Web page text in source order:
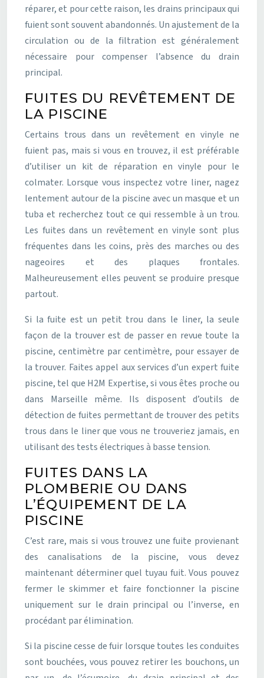
réparer, et pour cette raison, les drains principaux qui
fuient sont souvent abandonnés. Un ajustement de la
circulation ou de la filtration est généralement
nécessaire pour compenser l’absence du drain
principal.
FUITES DU REVÊTEMENT DE
LA PISCINE
Certains trous dans un revêtement en vinyle ne
fuient pas, mais si vous en trouvez, il est préférable
d’utiliser un kit de réparation en vinyle pour le
colmater. Lorsque vous inspectez votre liner, nagez
lentement autour de la piscine avec un masque et un
tuba et recherchez tout ce qui ressemble à un trou.
Les fuites dans un revêtement en vinyle sont plus
fréquentes dans les coins, près des marches ou des
nageoires et des plaques frontales.
Malheureusement elles peuvent se produire presque
partout.
Si la fuite est un petit trou dans le liner, la seule
façon de la trouver est de passer en revue toute la
piscine, centimètre par centimètre, pour essayer de
la trouver. Faites appel aux services d’un expert fuite
piscine, tel que H2M Expertise, si vous êtes proche ou
dans Marseille même. Ils disposent d’outils de
détection de fuites permettant de trouver des petits
trous dans le liner que vous ne trouveriez jamais, en
utilisant des tests électriques à basse tension.
FUITES DANS LA
PLOMBERIE OU DANS
L’ÉQUIPEMENT DE LA
PISCINE
C’est rare, mais si vous trouvez une fuite provienant
des canalisations de la piscine, vous devez
maintenant déterminer quel tuyau fuit. Vous pouvez
fermer le skimmer et faire fonctionner la piscine
uniquement sur le drain principal ou l’inverse, en
procédant par élimination.
Si la piscine cesse de fuir lorsque toutes les conduites
sont bouchées, vous pouvez retirer les bouchons, un